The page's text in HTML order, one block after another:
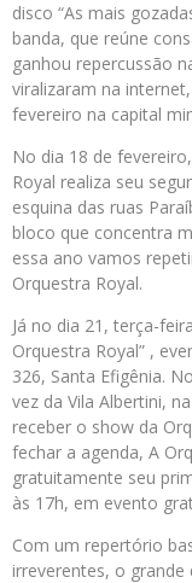
disco “As mais
banda, que reúne
ganhou repercussão
viralizaram na
fevereiro na capital
No dia 18 de
Royal realiza seu
esquina das ruas
bloco que concentra
essa ano vamos
Orquestra Royal.
Já no dia 21, terça-
Orquestra Royal” ,
326, Santa Efigênia.
vez da Vila Albertini,
receber o show da
fechar a agenda, A
gratuitamente seu
às 17h, em evento
Com um repertório
irreverentes, o